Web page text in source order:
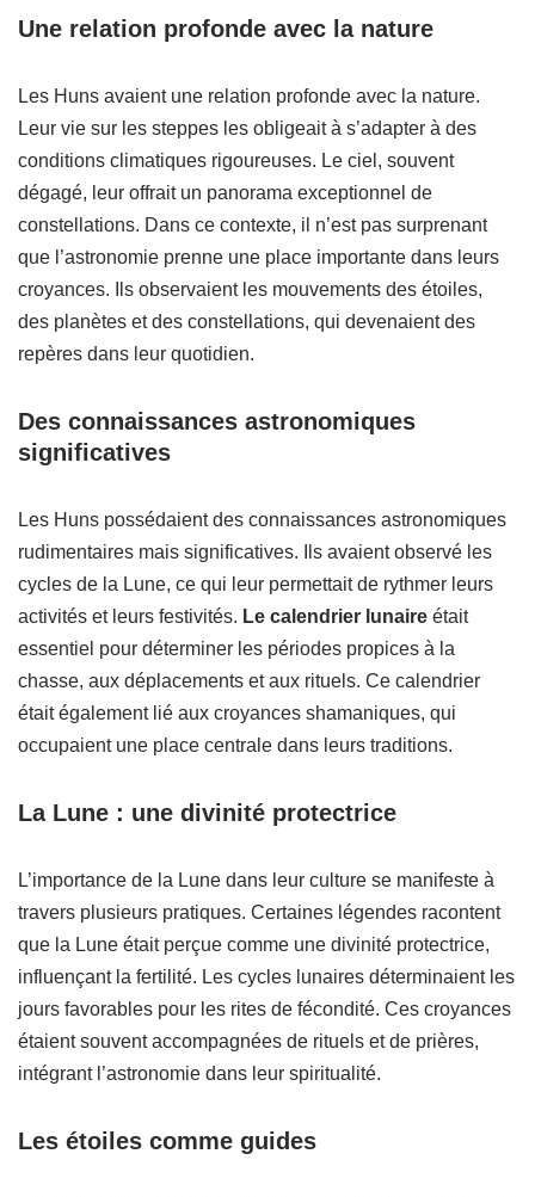
Une relation profonde avec la nature
Les Huns avaient une relation profonde avec la nature.
Leur vie sur les steppes les obligeait à s’adapter à des
conditions climatiques rigoureuses. Le ciel, souvent
dégagé, leur offrait un panorama exceptionnel de
constellations. Dans ce contexte, il n’est pas surprenant
que l’astronomie prenne une place importante dans leurs
croyances. Ils observaient les mouvements des étoiles,
des planètes et des constellations, qui devenaient des
repères dans leur quotidien.
Des connaissances astronomiques
significatives
Les Huns possédaient des connaissances astronomiques
rudimentaires mais significatives. Ils avaient observé les
cycles de la Lune, ce qui leur permettait de rythmer leurs
activités et leurs festivités. Le calendrier lunaire était
essentiel pour déterminer les périodes propices à la
chasse, aux déplacements et aux rituels. Ce calendrier
était également lié aux croyances shamaniques, qui
occupaient une place centrale dans leurs traditions.
La Lune : une divinité protectrice
L’importance de la Lune dans leur culture se manifeste à
travers plusieurs pratiques. Certaines légendes racontent
que la Lune était perçue comme une divinité protectrice,
influençant la fertilité. Les cycles lunaires déterminaient les
jours favorables pour les rites de fécondité. Ces croyances
étaient souvent accompagnées de rituels et de prières,
intégrant l’astronomie dans leur spiritualité.
Les étoiles comme guides